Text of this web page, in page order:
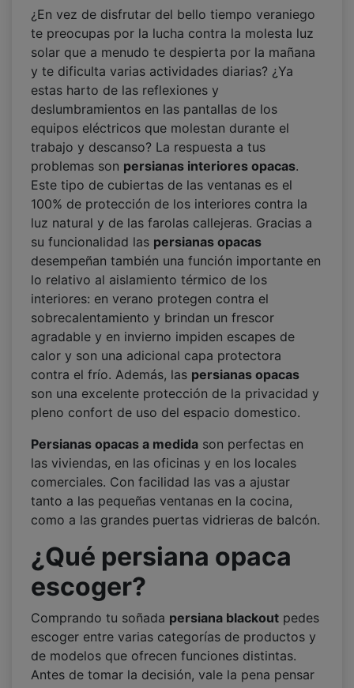
¿En vez de disfrutar del bello tiempo veraniego
te preocupas por la lucha contra la molesta luz
solar que a menudo te despierta por la mañana
y te dificulta varias actividades diarias? ¿Ya
estas harto de las reflexiones y
deslumbramientos en las pantallas de los
equipos eléctricos que molestan durante el
trabajo y descanso? La respuesta a tus
problemas son persianas interiores opacas.
Este tipo de cubiertas de las ventanas es el
100% de protección de los interiores contra la
luz natural y de las farolas callejeras. Gracias a
su funcionalidad las persianas opacas
desempeñan también una función importante en
lo relativo al aislamiento térmico de los
interiores: en verano protegen contra el
sobrecalentamiento y brindan un frescor
agradable y en invierno impiden escapes de
calor y son una adicional capa protectora
contra el frío. Además, las persianas opacas
son una excelente protección de la privacidad y
pleno confort de uso del espacio domestico.
Persianas opacas a medida son perfectas en
las viviendas, en las oficinas y en los locales
comerciales. Con facilidad las vas a ajustar
tanto a las pequeñas ventanas en la cocina,
como a las grandes puertas vidrieras de balcón.
¿Qué persiana opaca
escoger?
Comprando tu soñada persiana blackout pedes
escoger entre varias categorías de productos y
de modelos que ofrecen funciones distintas.
Antes de tomar la decisión, vale la pena pensar